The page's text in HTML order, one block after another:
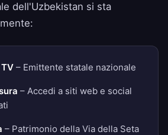
dell'Uzbekistan si sta
– Emittente statale nazionale
– Accedi a siti web e social
– Patrimonio della Via della Seta